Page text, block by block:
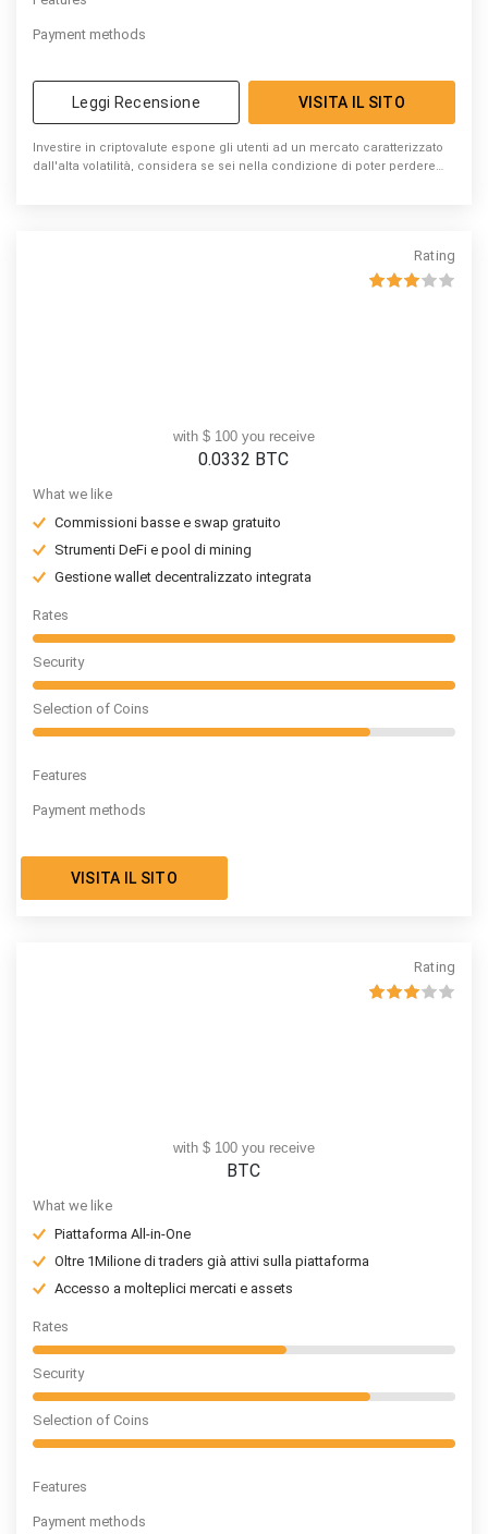
Payment methods
Leggi Recensione VISITA IL SITO
Investire in criptovalute espone gli utenti ad un mercato caratterizzato
dall'alta volatilità, considera se sei nella condizione di poter perdere
Rating
with $ 100 you receive
0.0332 BTC
What we like
Commissioni basse e swap gratuito
Strumenti DeFi e pool di mining
Gestione wallet decentralizzato integrata
Rates
Security
Selection of Coins
Features
Payment methods
VISITA IL SITO
Rating
with $ 100 you receive
BTC
What we like
Piattaforma All-in-One
Oltre 1Milione di traders già attivi sulla piattaforma
Accesso a molteplici mercati e assets
Rates
Security
Selection of Coins
Features
Payment methods